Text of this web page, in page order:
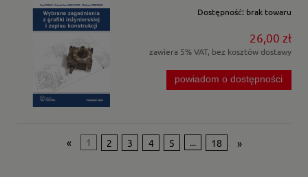
Dostępność: brak towaru
26,00 zł
zawiera 5% VAT, bez kosztów dostawy
powiadom o dostępności
« 1 2 3 4 5 ... 18 »